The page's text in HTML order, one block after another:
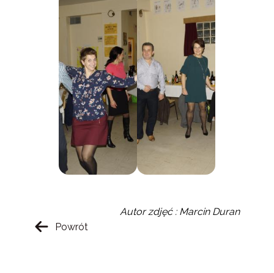
Autor zdjęć : Marcin Duran
Powrót